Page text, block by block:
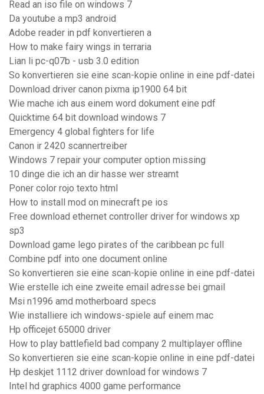
Read an iso file on windows 7
Da youtube a mp3 android
Adobe reader in pdf konvertieren a
How to make fairy wings in terraria
Lian li pc-q07b - usb 3.0 edition
So konvertieren sie eine scan-kopie online in eine pdf-datei
Download driver canon pixma ip1900 64 bit
Wie mache ich aus einem word dokument eine pdf
Quicktime 64 bit download windows 7
Emergency 4 global fighters for life
Canon ir 2420 scannertreiber
Windows 7 repair your computer option missing
10 dinge die ich an dir hasse wer streamt
Poner color rojo texto html
How to install mod on minecraft pe ios
Free download ethernet controller driver for windows xp
sp3
Download game lego pirates of the caribbean pc full
Combine pdf into one document online
So konvertieren sie eine scan-kopie online in eine pdf-datei
Wie erstelle ich eine zweite email adresse bei gmail
Msi n1996 amd motherboard specs
Wie installiere ich windows-spiele auf einem mac
Hp officejet 65000 driver
How to play battlefield bad company 2 multiplayer offline
So konvertieren sie eine scan-kopie online in eine pdf-datei
Hp deskjet 1112 driver download for windows 7
Intel hd graphics 4000 game performance